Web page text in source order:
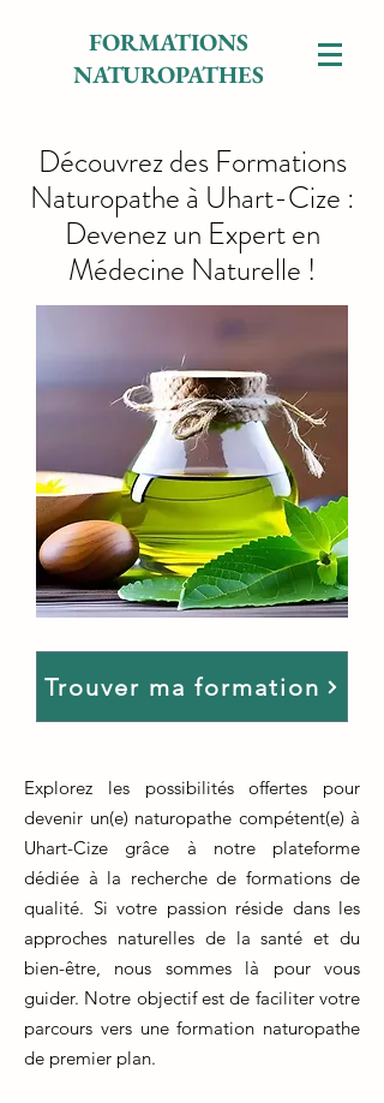
FORMATIONS
NATUROPATHES
Découvrez des Formations
Naturopathe à Uhart-Cize :
Devenez un Expert en
Médecine Naturelle !
Trouver ma formation
Explorez les possibilités offertes pour
devenir un(e) naturopathe compétent(e) à
Uhart-Cize grâce à notre plateforme
dédiée à la recherche de formations de
qualité. Si votre passion réside dans les
approches naturelles de la santé et du
bien-être, nous sommes là pour vous
guider. Notre objectif est de faciliter votre
parcours vers une formation naturopathe
de premier plan.